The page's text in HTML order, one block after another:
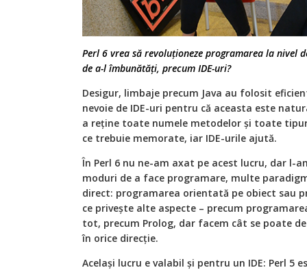
Perl 6 vrea să revoluționeze programarea la nivel
de a-l îmbunătăți, precum IDE-uri?
Desigur, limbaje precum Java au folosit
nevoie de IDE-uri pentru că aceasta este
a reține toate numele metodelor și toate
ce trebuie memorate, iar IDE-urile ajută.
În Perl 6 nu ne-am axat pe acest lucru, dar l-
moduri de a face programare, multe
direct: programarea orientată pe obiect sau
ce privește alte aspecte – precum
tot, precum Prolog, dar facem cât se poate
în orice direcție.
Același lucru e valabil și pentru un IDE: Perl